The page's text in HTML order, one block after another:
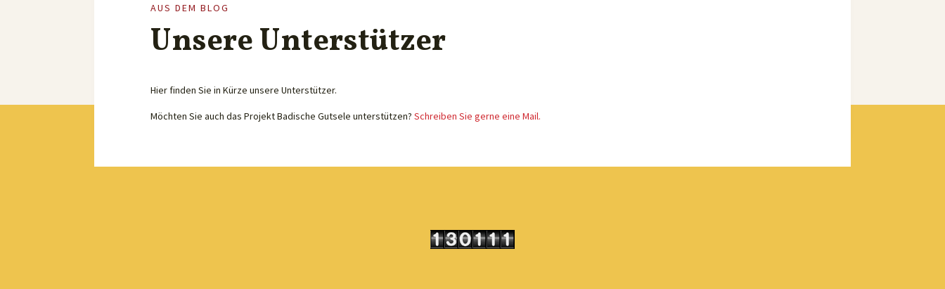
AUS DEM BLOG
Unsere Unterstützer
Hier finden Sie in Kürze unsere Unterstützer.
Möchten Sie auch das Projekt Badische Gutsele unterstützen?Schreiben Sie gerne eine Mail.